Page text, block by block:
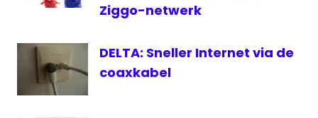
televisie
toespraak
Beatrix
Ziggo-netwerk
DELTA: Sneller Internet via de
coaxkabel